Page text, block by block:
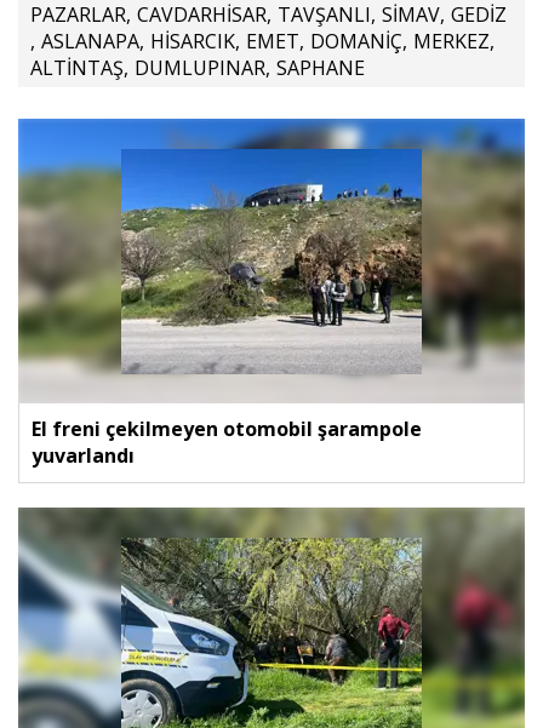
PAZARLAR, CAVDARHİSAR, TAVŞANLI, SİMAV, GEDİZ
, ASLANAPA, HİSARCIK, EMET, DOMANİÇ, MERKEZ,
ALTİNTAŞ, DUMLUPINAR, SAPHANE
El freni çekilmeyen otomobil şarampole
yuvarlandı